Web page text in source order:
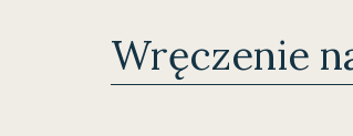
Wręczenie